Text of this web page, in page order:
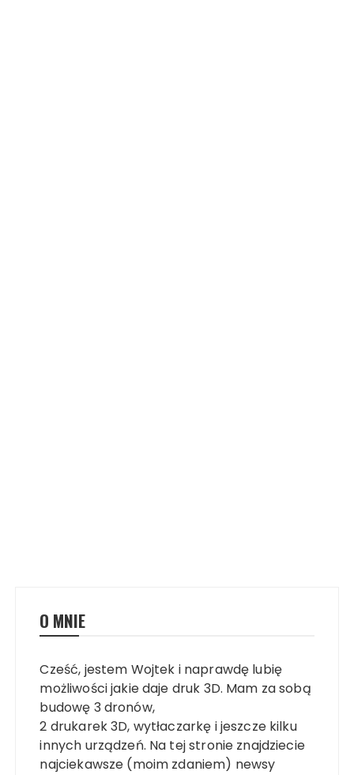
O MNIE
Cześć, jestem Wojtek i naprawdę lubię
możliwości jakie daje druk 3D. Mam za sobą
budowę 3 dronów,
2 drukarek 3D, wytłaczarkę i jeszcze kilku
innych urządzeń. Na tej stronie znajdziecie
najciekawsze (moim zdaniem) newsy